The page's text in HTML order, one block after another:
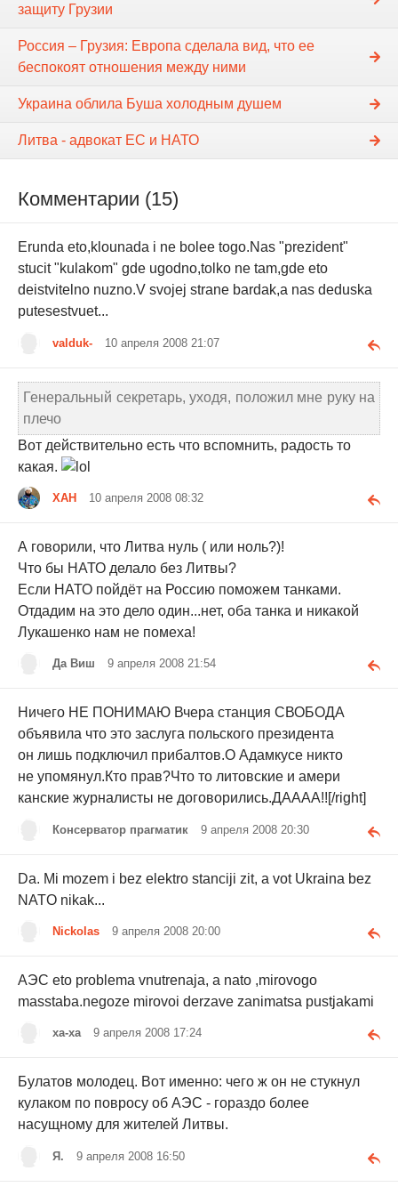
защиту Грузии
Россия – Грузия: Европа сделала вид, что ее
беспокоят отношения между ними
Украина облила Буша холодным душем
Литва - адвокат ЕС и НАТО
Комментарии (15)
Erunda eto,klounada i ne bolee togo.Nas "prezident"
stucit "kulakom" gde ugodno,tolko ne tam,gde eto
deistvitelno nuzno.V svojej strane bardak,a nas deduska
putesestvuet...
valduk- 10 апреля 2008 21:07
Генеральный секретарь, уходя, положил мне руку на
плечо
Вот действительно есть что вспомнить, радость то
какая.
ХАН 10 апреля 2008 08:32
А говорили, что Литва нуль ( или ноль?)!
Что бы НАТО делало без Литвы?
Если НАТО пойдёт на Россию поможем танками.
Отдадим на это дело один...нет, оба танка и никакой
Лукашенко нам не помеха!
Да Виш 9 апреля 2008 21:54
Ничего НЕ ПОНИМАЮ Вчера станция СВОБОДА
объявила что это заслуга польского президента
он лишь подключил прибалтов.О Адамкусе никто
не упомянул.Кто прав?Что то литовские и амери
канские журналисты не договорились.ДАААА!![/right]
Консерватор прагматик 9 апреля 2008 20:30
Da. Mi mozem i bez elektro stanciji zit, a vot Ukraina bez
NATO nikak...
Nickolas 9 апреля 2008 20:00
АЭС eto problema vnutrenaja, a nato ,mirovogo
masstaba.negoze mirovoi derzave zanimatsa pustjakami
xa-xa 9 апреля 2008 17:24
Булатов молодец. Вот именно: чего ж он не стукнул
кулаком по повросу об АЭС - гораздо более
насущному для жителей Литвы.
Я. 9 апреля 2008 16:50